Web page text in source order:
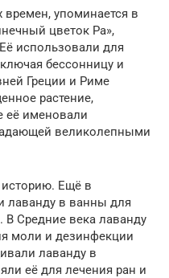
упоминается в
цветок Ра»,
использовали для
бессонницу и
Греции и Риме
растение,
её именовали
великолепными
историю. Ещё в
лаванду в ванны для
В Средние века лаванду
моли и дезинфекции
лаванду в
её для лечения ран и